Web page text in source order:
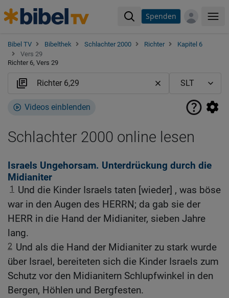
Spenden
Bibel TV Bibelthek Schlachter 2000 Richter
Kapitel 6
Vers 29
Richter 6, Vers 29
Videos einblenden
Schlachter 2000 online lesen
Israels Ungehorsam. Unterdrückung durch die
Midianiter
1
Und die Kinder Israels taten [wieder] , was böse
war in den Augen des HERRN; da gab sie der
HERR in die Hand der Midianiter, sieben Jahre
lang.
2 Und als die Hand der Midianiter zu stark wurde
über Israel, bereiteten sich die Kinder Israels zum
Schutz vor den Midianitern Schlupfwinkel in den
Bergen, Höhlen und Bergfesten.